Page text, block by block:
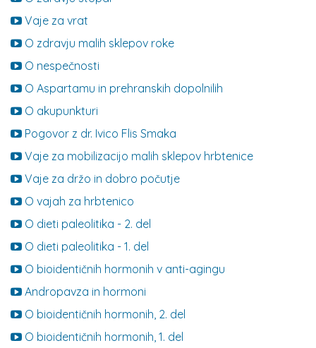
Vaje za vrat
O zdravju malih sklepov roke
O nespečnosti
O Aspartamu in prehranskih dopolnilih
O akupunkturi
Pogovor z dr. Ivico Flis Smaka
Vaje za mobilizacijo malih sklepov hrbtenice
Vaje za držo in dobro počutje
O vajah za hrbtenico
O dieti paleolitika - 2. del
O dieti paleolitika - 1. del
O bioidentičnih hormonih v anti-agingu
Andropavza in hormoni
O bioidentičnih hormonih, 2. del
O bioidentičnih hormonih, 1. del